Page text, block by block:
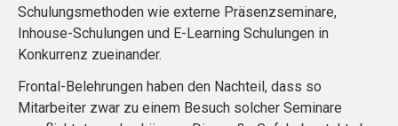
Schulungsmethoden wie externe Präsenzseminare,
Inhouse-Schulungen und E-Learning Schulungen in
Konkurrenz zueinander.
Frontal-Belehrungen haben den Nachteil, dass so
Mitarbeiter zwar zu einem Besuch solcher Seminare